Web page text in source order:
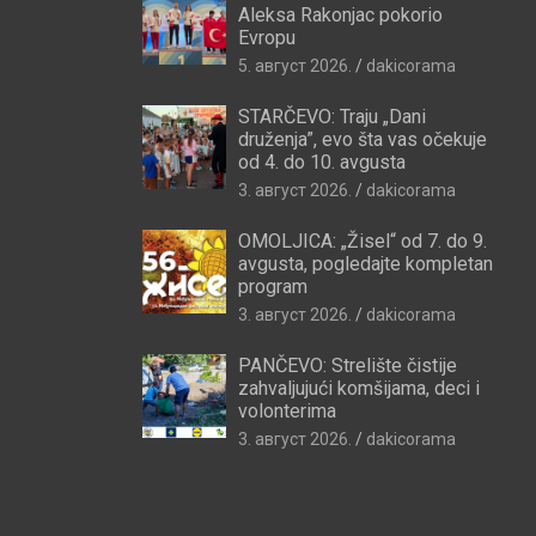
Aleksa Rakonjac pokorio
Evropu
5. август 2026. dakicorama
STARČEVO: Traju „Dani
druženja”, evo šta vas očekuje
od 4. do 10. avgusta
3. август 2026. dakicorama
OMOLJICA: „Žisel“ od 7. do 9.
avgusta, pogledajte kompletan
program
3. август 2026. dakicorama
PANČEVO: Strelište čistije
zahvaljujući komšijama, deci i
volonterima
3. август 2026. dakicorama